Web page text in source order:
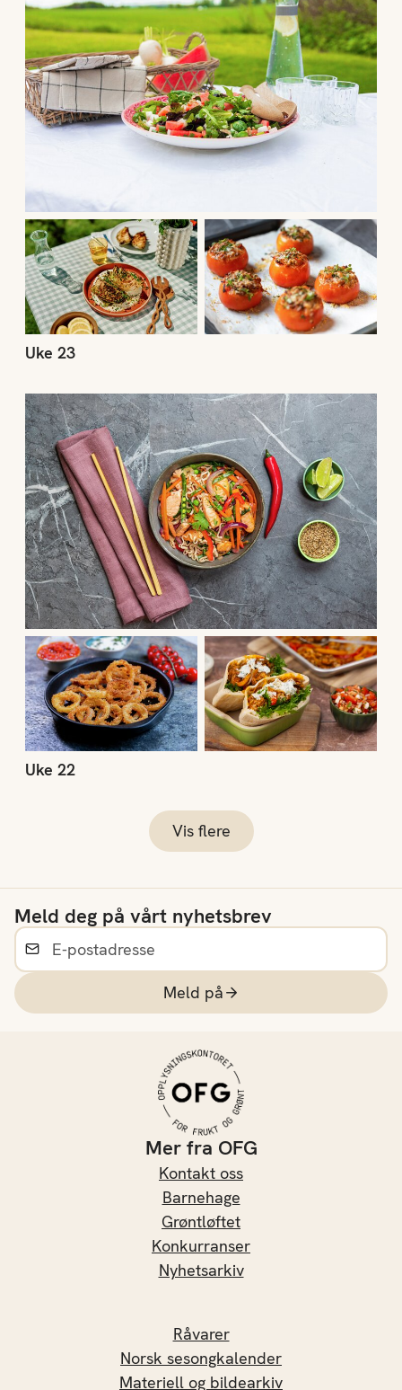
Uke 23
Uke 22
Uke 22
Vis flere
Meld deg på vårt nyhetsbrev
Meld på
Mer fra OFG
Kontakt oss
Barnehage
Grøntløftet
Konkurranser
Nyhetsarkiv
Råvarer
Norsk sesongkalender
Materiell og bildearkiv